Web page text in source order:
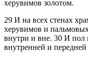
херувимов золотом.
29 И на всех стенах
херувимов и
внутри и вне. 30 И пол
внутренней и передней